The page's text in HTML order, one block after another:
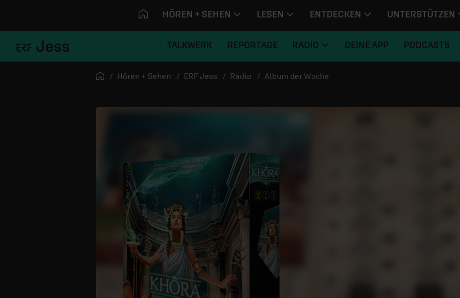
HÖREN + SEHEN LESEN ENTDECKEN UNTERSTÜTZEN
TALKWERK REPORTAGE RADIO DEINE APP PODCASTS
Startseite
Hören + Sehen ERF Jess Radio Album der Woche